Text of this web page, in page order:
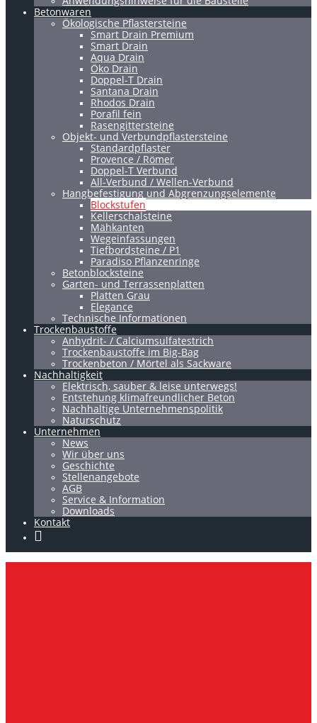
Betonwaren
Ökologische Pflastersteine
Smart Drain Premium
Smart Drain
Aqua Drain
Öko Drain
Doppel-T Drain
Santana Drain
Rhodos Drain
Porafil fein
Rasengittersteine
Objekt- und Verbundpflastersteine
Standardpflaster
Provence / Römer
Doppel-T Verbund
All-Verbund / Wellen-Verbund
Hangbefestigung und Abgrenzungselemente
Blockstufen
Kellerschalsteine
Mähkanten
Wegeinfassungen
Tiefbordsteine / P1
Paradiso Pflanzenringe
Betonblocksteine
Garten- und Terrassenplatten
Platten Grau
Elegance
Technische Informationen
Trockenbaustoffe
Anhydrit- / Calciumsulfatestrich
Trockenbaustoffe im Big-Bag
Trockenbeton / Mörtel als Sackware
Nachhaltigkeit
Elektrisch, sauber & leise unterwegs!
Entstehung klimafreundlicher Beton
Nachhaltige Unternehmenspolitik
Naturschutz
Unternehmen
News
Wir über uns
Geschichte
Stellenangebote
AGB
Service & Information
Downloads
Kontakt